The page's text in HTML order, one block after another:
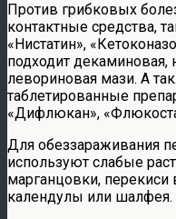
Против грибковых
контактные средства,
«Нистатин»,
подходит декаминовая,
левориновая мази. А
таблетированные
«Дифлюкан»,
Для обеззараживания
используют слабые
марганцовки,
календулы или шалфея.